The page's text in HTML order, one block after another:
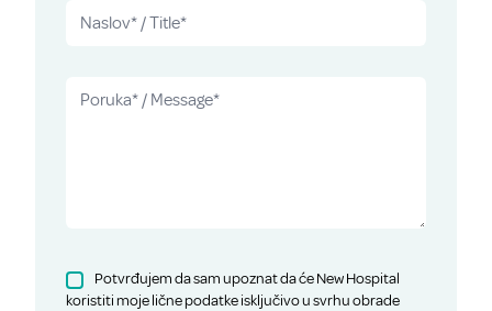
Potvrđujem da sam upoznat da će New Hospital
koristiti moje lične podatke isključivo u svrhu obrade